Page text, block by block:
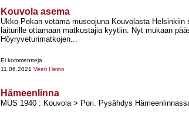
Kouvola asema
Ukko-​Pekan vetämä museojuna Kouvolasta Helsinkiin
laiturille ottamaan matkustajia kyytiin. Nyt mukaan
Höyryveturimatkojen...
Ei kommentteja
11.06.2021 Veeti Heino
Hämeenlinna
MUS 1940 : Kouvola > Pori. Pysähdys